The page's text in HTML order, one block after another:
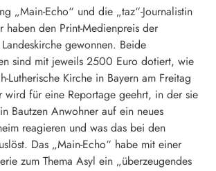
„Main-Echo“ und die „taz“-Journalistin
haben den Print-Medienpreis der
gewonnen. Beide
sind mit jeweils 2500 Euro dotiert, wie
Lutherische Kirche in Bayern am Freitag
wird für eine Reportage geehrt, in der sie
Bautzen Anwohner auf ein neues
reagieren und was das bei den
Das „Main-Echo“ habe mit einer
zum Thema Asyl ein „überzeugendes